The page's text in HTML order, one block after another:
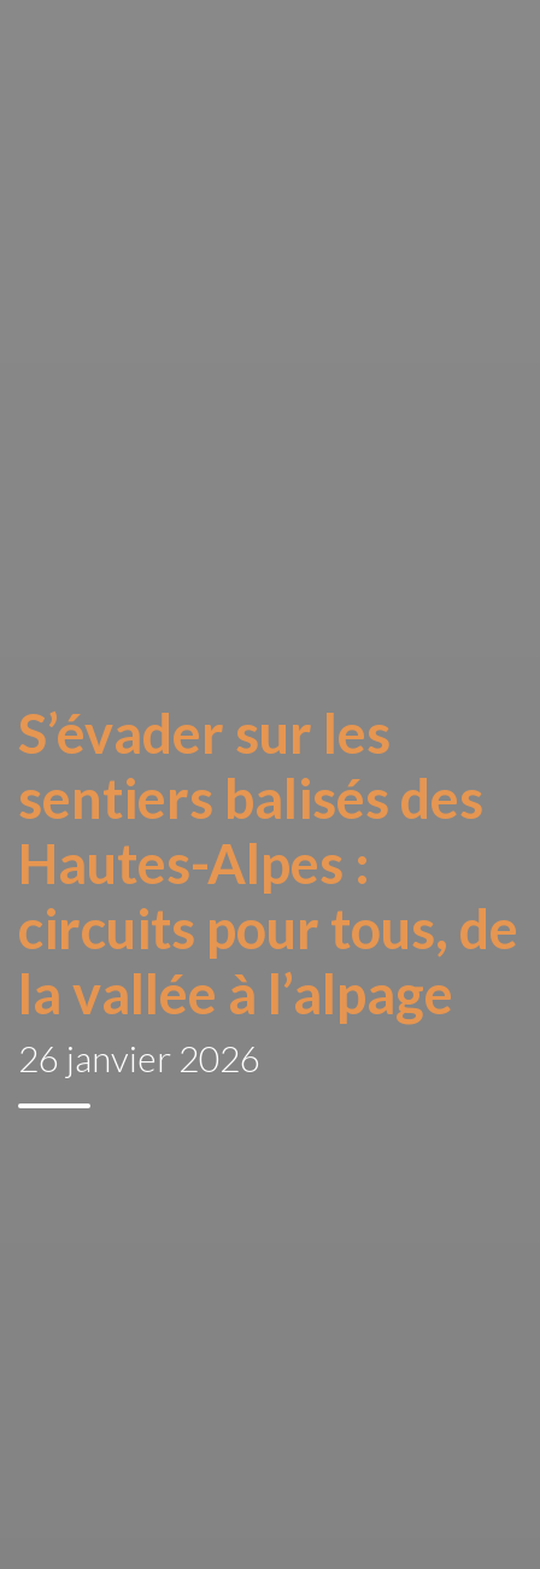
S’évader sur les
sentiers balisés des
Hautes-Alpes :
circuits pour tous, de
la vallée à l’alpage
26 janvier 2026